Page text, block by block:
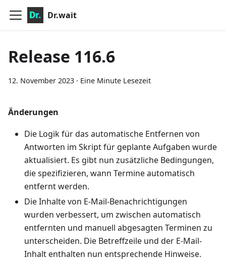
Dr.wait
Release 116.6
12. November 2023 · Eine Minute Lesezeit
Änderungen
Die Logik für das automatische Entfernen von
Antworten im Skript für geplante Aufgaben wurde
aktualisiert. Es gibt nun zusätzliche Bedingungen,
die spezifizieren, wann Termine automatisch
entfernt werden.
Die Inhalte von E-Mail-Benachrichtigungen
wurden verbessert, um zwischen automatisch
entfernten und manuell abgesagten Terminen zu
unterscheiden. Die Betreffzeile und der E-Mail-
Inhalt enthalten nun entsprechende Hinweise.